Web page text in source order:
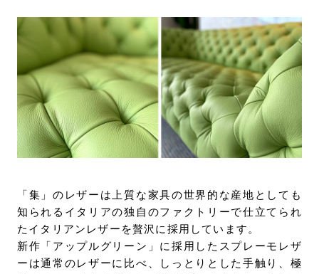
「集」のレザーは上質な家具の世界的な産地としても
知られるイタリアの独自のファクトリーで仕立てられ
たイタリアンレザーを贅沢に採用しています。
新作「アップルグリーン」に採用したスプレーモレザ
ーは通常のレザーに比べ、しっとりとした手触り、極